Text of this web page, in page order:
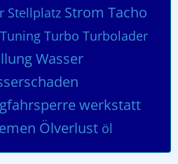
Stellplatz Strom Tacho
Tuning Turbo Turbolader
Wasser
werkstatt
Ölverlust öl